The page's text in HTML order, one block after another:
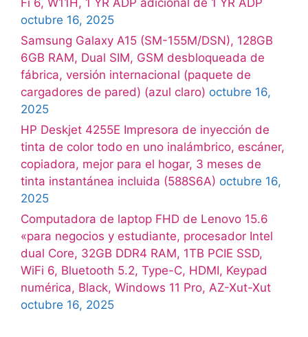
octubre 16, 2025
Samsung Galaxy A15 (SM-155M/DSN), 128GB
6GB RAM, Dual SIM, GSM desbloqueada de
fábrica, versión internacional (paquete de
cargadores de pared) (azul claro) octubre 16,
2025
HP Deskjet 4255E Impresora de inyección de
tinta de color todo en uno inalámbrico, escáner,
copiadora, mejor para el hogar, 3 meses de
tinta instantánea incluida (588S6A) octubre 16,
2025
Computadora de laptop FHD de Lenovo 15.6
«para negocios y estudiante, procesador Intel
dual Core, 32GB DDR4 RAM, 1TB PCIE SSD,
WiFi 6, Bluetooth 5.2, Type-C, HDMI, Keypad
numérica, Black, Windows 11 Pro, AZ-Xut-Xut
octubre 16, 2025